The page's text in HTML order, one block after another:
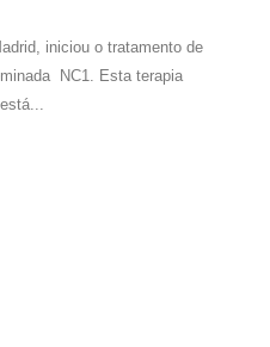
iniciou o tratamento de
NC1. Esta terapia